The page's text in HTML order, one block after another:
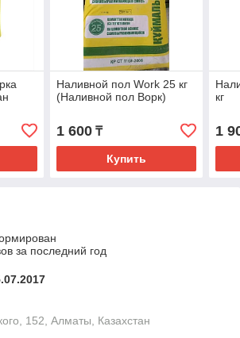
Наливной пол Work 25 кг
(Наливной пол Ворк)
1 600₸
Купить
кг
1
за последний год
152, Алматы, Казахстан